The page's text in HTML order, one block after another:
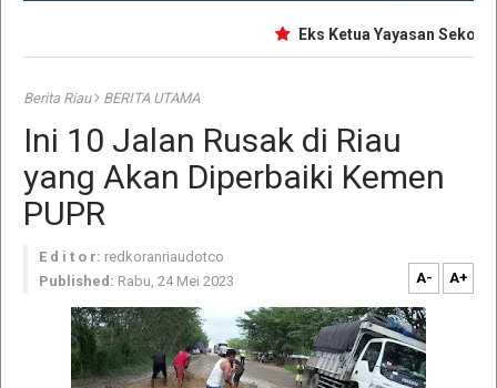
Eks Ketua Yayasan Sekolah
Berita Riau BERITA UTAMA
Ini 10 Jalan Rusak di Riau
yang Akan Diperbaiki Kemen
PUPR
E d i t o r: redkoranriaudotco
Published: Rabu, 24 Mei 2023 A- A+